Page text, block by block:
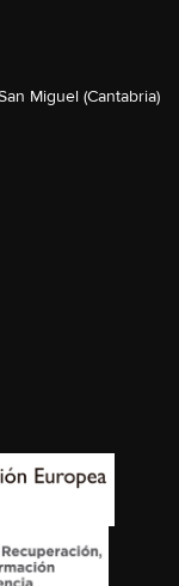
Miguel (Cantabria)